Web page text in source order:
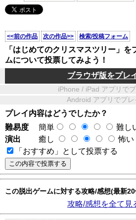
<<前の作品 次の作品>> 検索/投稿フォーム
「はじめてのクリスマスツリー」
ムについて投票してみよう！
ブラウザ版をプレ
iPhone / iPad アプリで
Android アプリでプレ
プレイ内容はどうでしたか？
難易度
簡単
難し
演出
癒し
怖い
「おすすめ」として投票する
この脱出ゲームに対する攻略/感想(最新
攻略/感想を全て見